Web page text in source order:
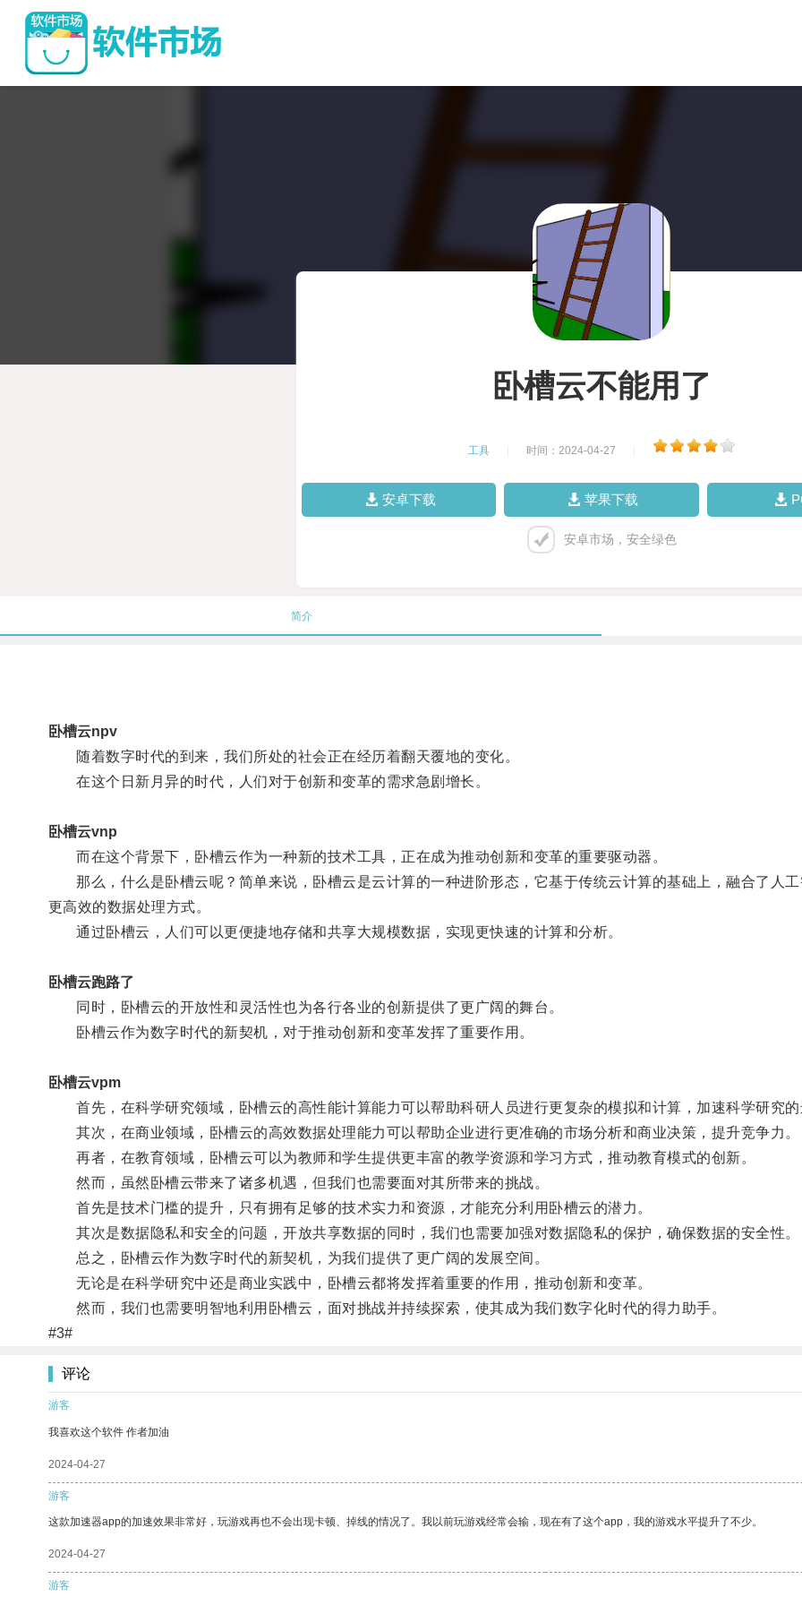
卧槽云不能用了
工具 时间：2024-04-27
安卓下载 苹果下载
安卓市场，安全绿色
简介
卧槽云npv
随着数字时代的到来，我们所处的社会正在经历着翻天覆地的变化。
在这个日新月异的时代，人们对于创新和变革的需求急剧增长。
卧槽云vnp
而在这个背景下，卧槽云作为一种新的技术工具，正在成为推动创新和变革的重要驱动器。
那么，什么是卧槽云呢？简单来说，卧槽云是云计算的一种进阶形态，它基于传统云计算的基础上，融合了人
更高效的数据处理方式。
通过卧槽云，人们可以更便捷地存储和共享大规模数据，实现更快速的计算和分析。
卧槽云跑路了
同时，卧槽云的开放性和灵活性也为各行各业的创新提供了更广阔的舞台。
卧槽云作为数字时代的新契机，对于推动创新和变革发挥了重要作用。
卧槽云vpm
首先，在科学研究领域，卧槽云的高性能计算能力可以帮助科研人员进行更复杂的模拟和计算，加速科学研究的
其次，在商业领域，卧槽云的高效数据处理能力可以帮助企业进行更准确的市场分析和商业决策，提升竞争力。
再者，在教育领域，卧槽云可以为教师和学生提供更丰富的教学资源和学习方式，推动教育模式的创新。
然而，虽然卧槽云带来了诸多机遇，但我们也需要面对其所带来的挑战。
首先是技术门槛的提升，只有拥有足够的技术实力和资源，才能充分利用卧槽云的潜力。
其次是数据隐私和安全的问题，开放共享数据的同时，我们也需要加强对数据隐私的保护，确保数据的安全性。
总之，卧槽云作为数字时代的新契机，为我们提供了更广阔的发展空间。
无论是在科学研究中还是商业实践中，卧槽云都将发挥着重要的作用，推动创新和变革。
然而，我们也需要明智地利用卧槽云，面对挑战并持续探索，使其成为我们数字化时代的得力助手。
#3#
评论
游客
我喜欢这个软件 作者加油
2024-04-27
游客
这款加速器app的加速效果非常好，玩游戏再也不会出现卡顿、掉线的情况了。我以前玩游戏经常会输，现在有了这个app，我的游戏水平提升了不少。
2024-04-27
游客